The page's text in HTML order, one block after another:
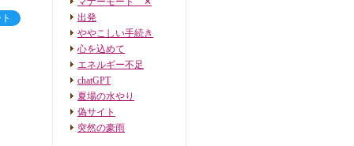
出発
ややこしい手続き
心を込めて
エネルギー不足
chatGPT
夏場の水やり
偽サイト
突然の豪雨